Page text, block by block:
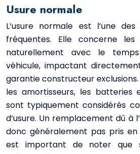
Usure normale
L’usure normale est l’une
fréquentes. Elle concerne les
naturellement avec le
véhicule, impactant
garantie constructeur exclusions.
les amortisseurs, les batteries
sont typiquement considérés
d’usure. Un remplacement dû à
donc généralement pas pris en
est important de noter que